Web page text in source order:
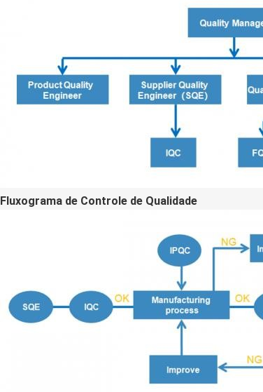
Fluxograma de Controle de Qualidade